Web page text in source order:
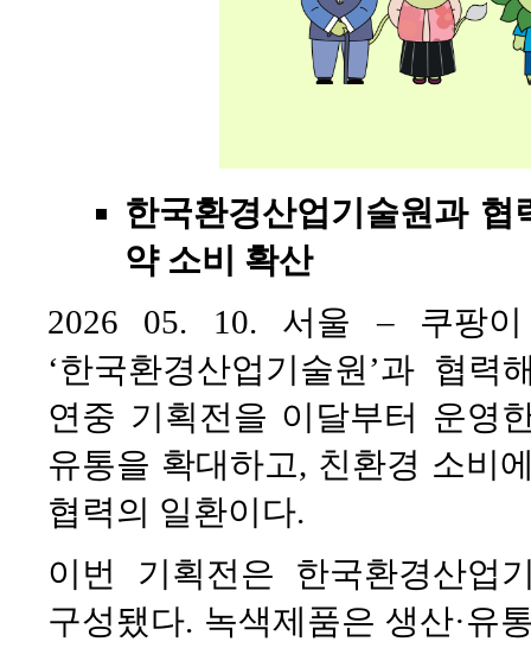
한국환경산업기술원과
약 소비 확산
2026 05. 10. 서울 – 쿠팡이
‘한국환경산업기술원’과 협
연중 기획전을 이달부터 운영
유통을 확대하고, 친환경 소비
협력의 일환이다.
이번 기획전은 한국환경산업
구성됐다. 녹색제품은 생산·유